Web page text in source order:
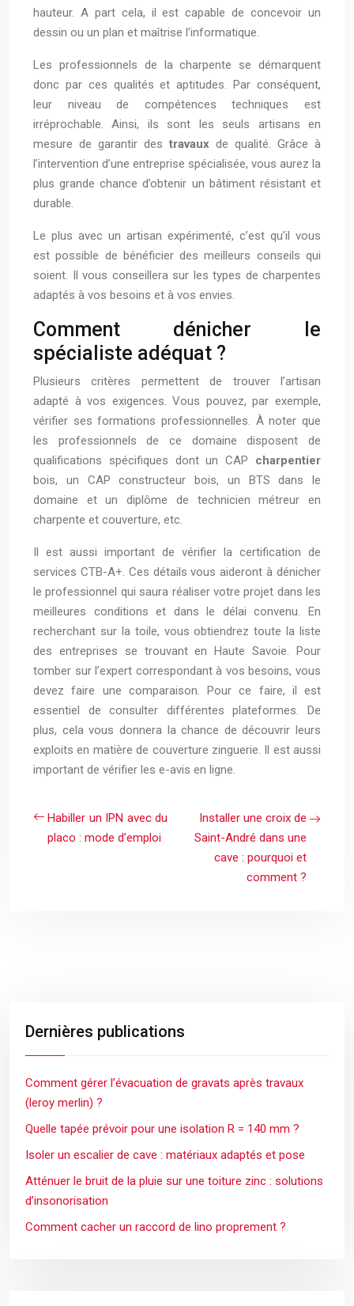
hauteur. A part cela, il est capable de concevoir un
dessin ou un plan et maîtrise l’informatique.
Les professionnels de la charpente se démarquent
donc par ces qualités et aptitudes. Par conséquent,
leur niveau de compétences techniques est
irréprochable. Ainsi, ils sont les seuls artisans en
mesure de garantir des travaux de qualité. Grâce à
l’intervention d’une entreprise spécialisée, vous aurez la
plus grande chance d’obtenir un bâtiment résistant et
durable.
Le plus avec un artisan expérimenté, c’est qu’il vous
est possible de bénéficier des meilleurs conseils qui
soient. Il vous conseillera sur les types de charpentes
adaptés à vos besoins et à vos envies.
Comment dénicher le
spécialiste adéquat ?
Plusieurs critères permettent de trouver l’artisan
adapté à vos exigences. Vous pouvez, par exemple,
vérifier ses formations professionnelles. À noter que
les professionnels de ce domaine disposent de
qualifications spécifiques dont un CAP charpentier
bois, un CAP constructeur bois, un BTS dans le
domaine et un diplôme de technicien métreur en
charpente et couverture, etc.
Il est aussi important de vérifier la certification de
services CTB-A+. Ces détails vous aideront à dénicher
le professionnel qui saura réaliser votre projet dans les
meilleures conditions et dans le délai convenu. En
recherchant sur la toile, vous obtiendrez toute la liste
des entreprises se trouvant en Haute Savoie. Pour
tomber sur l’expert correspondant à vos besoins, vous
devez faire une comparaison. Pour ce faire, il est
essentiel de consulter différentes plateformes. De
plus, cela vous donnera la chance de découvrir leurs
exploits en matière de couverture zinguerie. Il est aussi
important de vérifier les e-avis en ligne.
Habiller un IPN avec du
placo : mode d’emploi
Installer une croix de
Saint-André dans une
cave : pourquoi et
comment ?
Dernières publications
Comment gérer l’évacuation de gravats après travaux
(leroy merlin) ?
Quelle tapée prévoir pour une isolation R = 140 mm ?
Isoler un escalier de cave : matériaux adaptés et pose
Atténuer le bruit de la pluie sur une toiture zinc : solutions
d’insonorisation
Comment cacher un raccord de lino proprement ?